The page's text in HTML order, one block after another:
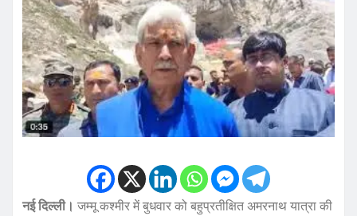
नई दिल्ली। जम्मू कश्मीर में बुधवार को बहुप्रतीक्षित अमरनाथ यात्रा की